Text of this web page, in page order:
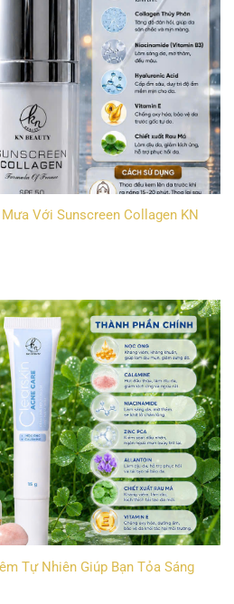
Với Sunscreen Collagen KN
Tự Nhiên Giúp Bạn Tỏa Sáng